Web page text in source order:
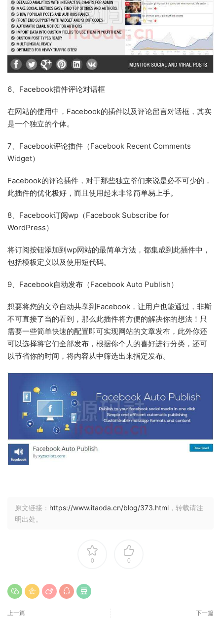
6、Facebook插件评论对话框
在网站的使用中，Facebook的插件以及评论留言对话框，其实
是一个独立的个体。
7、Facebook评论插件（Facebook Recent Comments
Widget）
Facebook的评论插件，对于那些独立爷们来说是必不可少的，
此插件的优化极好，而且使用起来非常简单易上手。
8、Facebook订阅wp（Facebook Subscribe for
WordPress）
将订阅按钮添加到wp网站的最简单方法，都集成到此插件中，
包括模板定义以及使用短代码。
9、Facebook自动发布（Facebook Auto Publish）
想要将您的文章自动共享到Facebook，让用户也能通过，非斯
不可直接了当的看到，那么此插件将方便的解决你的想法！只
需要一些简单快速的配置即可实现网站的文章发布，此外你还
可以选择将它们全部发布，根据你个人的喜好进行分类，还可
以节省你的时间，将内容从中筛选出来指定发布。
原文链接： https://www.itaoda.cn/blog/373.html ，转载请注
明出处。
0 0
上一篇 下一篇